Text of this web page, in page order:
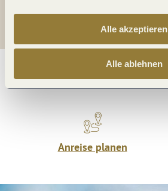
Alle akzeptieren
Alle ablehnen
Anreise planen